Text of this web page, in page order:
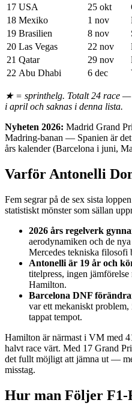
17 USA 25 okt
18 Mexiko 1 nov
19 Brasilien 8 nov
20 Las Vegas 22 nov
21 Qatar 29 nov
22 Abu Dhabi 6 dec
★ = sprinthelg. Totalt 24 race —
i april och saknas i denna lista.
Nyheten 2026: Madrid Grand
Madring-banan — Spanien är
års kalender (Barcelona i juni,
Varför Antonelli
Fem segrar på de sex sista
statistiskt mönster som sällan
2026 års regelverk
aerodynamiken och de
Mercedes tekniska filosofi
Antonelli är 19 år och
titelpress, ingen
Hamilton.
Barcelona DNF
var ett mekaniskt problem,
tappat tempot.
Hamilton är närmast i VM med
halvt race värt. Med 17 Grand
det fullt möjligt att jämna ut —
misstag.
Hur man Följer F1-